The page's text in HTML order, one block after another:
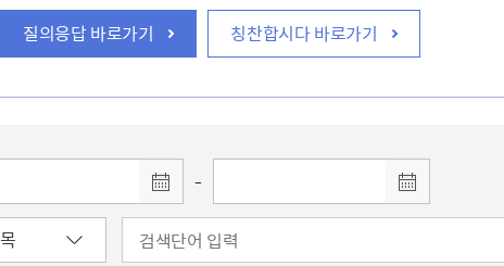
질의응답 바로가기 칭찬합시다 바로가기
-